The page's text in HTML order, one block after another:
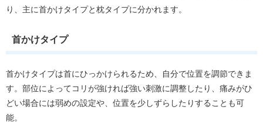
り、主に首かけタイプと枕タイプに分かれます。
首かけタイプ
首かけタイプは首にひっかけられるため、自分で位置を調節できま
す。部位によってコリが強ければ強い刺激に調整したり、痛みがひ
どい場合には弱めの設定や、位置を少しずらしたりすることも可
能。